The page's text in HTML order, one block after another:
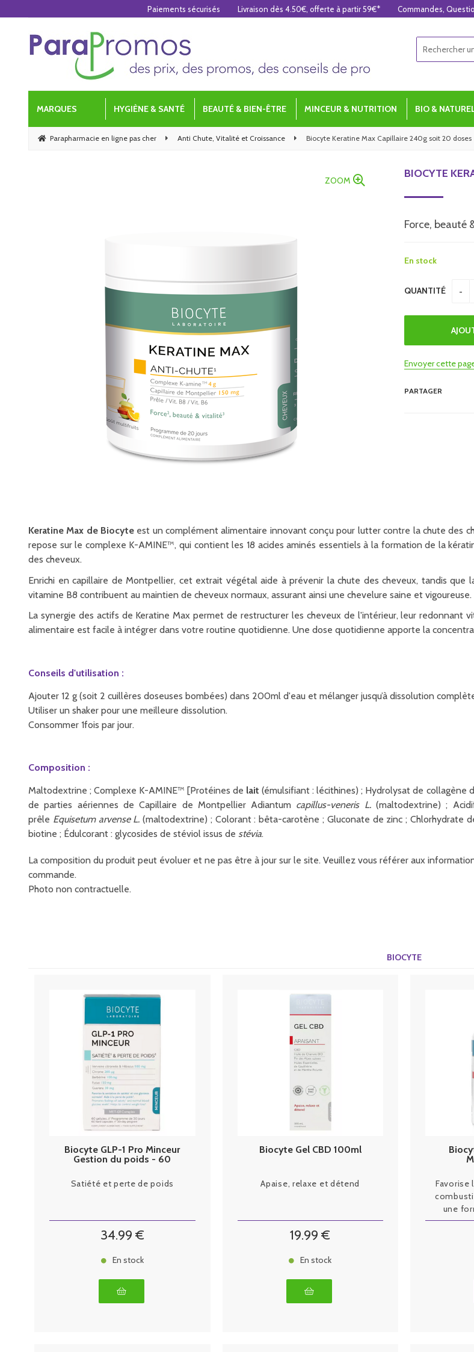
MARQUES HYGIÈNE & SANTÉ BEAUTÉ & BIEN-ÊTRE MINCEUR & NUTRITION BIO &
Parapharmacie en ligne pas cher Anti Chute, Vitalité et Croissance Biocyte Keratine Max Capillaire 240g soit 20 doses
ZOOM
BIOCYTE
Force, beauté
En stock
QUANTITÉ
Envoyer cette
PARTAGER
Keratine Max de Biocyte est un complément alimentaire innovant conçu pour lutter contre la chute des
repose sur le complexe K-AMINE™, qui contient les 18 acides aminés essentiels à la formation de la
des cheveux.
Enrichi en capillaire de Montpellier, cet extrait végétal aide à prévenir la chute des cheveux, tandis
vitamine B8 contribuent au maintien de cheveux normaux, assurant ainsi une chevelure saine et vigoureuse.
La synergie des actifs de Keratine Max permet de restructurer les cheveux de l'intérieur, leur
alimentaire est facile à intégrer dans votre routine quotidienne. Une dose quotidienne apporte la
Conseils d'utilisation :
Ajouter 12 g (soit 2 cuillères doseuses bombées) dans 200ml d'eau et mélanger jusqu’à dissolution
Utiliser un shaker pour une meilleure dissolution.
Consommer 1fois par jour.
Composition :
Maltodextrine ; Complexe K-AMINE™ [Protéines de lait(émulsifiant : lécithines) ; Hydrolysat de collagène
de parties aériennes de Capillaire de Montpellier Adiantum capillus-veneris L.(maltodextrine) ;
prêle Equisetum arvense L. (maltodextrine) ; Colorant : bêta-carotène ; Gluconate de zinc ; Chlorhydrate
biotine ; Édulcorant : glycosides de stéviol issus de stévia.
La composition du produit peut évoluer et ne pas être à jour sur le site. Veuillez vous référer aux
commande.
Photo non contractuelle.
BIOCYTE
Biocyte GLP-1 Pro Minceur
Gestion du poids - 60
Satiété et perte de poids
34.99 €
En stock
Biocyte Gel CBD 100ml
Apaise, relaxe et détend
19.99 €
En stock
Favorise
une
Paiements sécurisés Livraison dès 4.50€, offerte à partir 59€* Commandes,